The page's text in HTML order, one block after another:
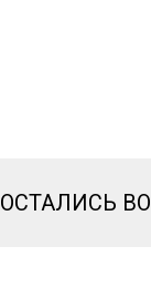
ОСТАЛИСЬ